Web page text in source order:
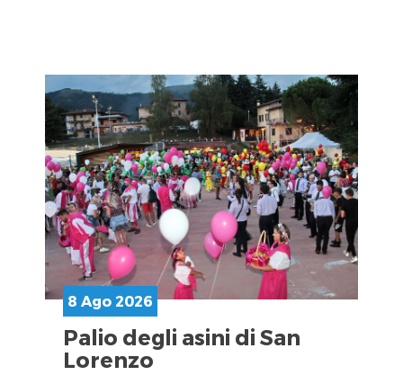
8 Ago 2026
Palio degli asini di San
Lorenzo